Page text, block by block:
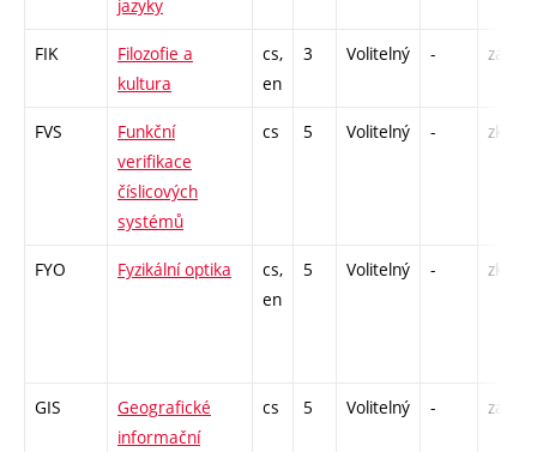
jazyky
FIK
Filozofie a
kultura
cs,
en
3 Volitelný - zá
FVS
Funkční
verifikace
číslicových
systémů
cs 5 Volitelný - zk
FYO Fyzikální optika
cs,
en
5 Volitelný - zk
GIS
Geografické
informační
cs 5 Volitelný - zá,zk